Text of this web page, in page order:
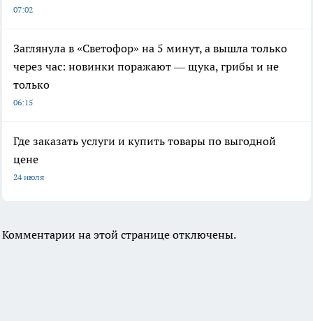
07:02
Заглянула в «Светофор» на 5 минут, а вышла только
через час: новинки поражают — щука, грибы и не
только
06:15
Где заказать услуги и купить товары по выгодной
цене
24 июля
Комментарии на этой странице отключены.